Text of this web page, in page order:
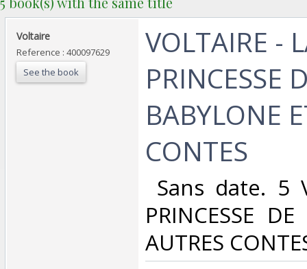
‎Voltaire‎
Reference : 400097629
See the book
‎VOLTAIRE -
PRINCESSE
BABYLONE
CONTES‎
Sans date. 5
PRINCESSE
AUTRES